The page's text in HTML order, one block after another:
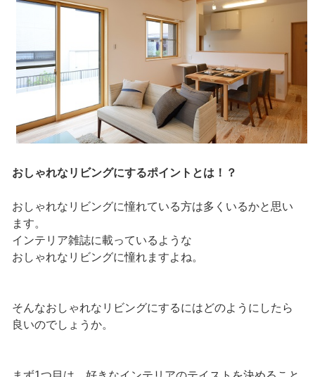
おしゃれなリビングにするポイントとは！？
おしゃれなリビングに憧れている方は多くいるかと思い
ます。
インテリア雑誌に載っているような
おしゃれなリビングに憧れますよね。
そんなおしゃれなリビングにするにはどのようにしたら
良いのでしょうか。